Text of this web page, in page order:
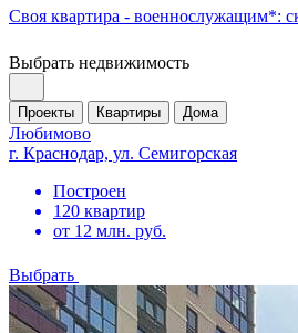
Своя квартира - военнослужащим*:
Выбрать недвижимость
Проекты Квартиры Дома
Любимово
г. Краснодар, ул. Семигорская
Построен
120 квартир
от 12 млн. руб.
Выбрать